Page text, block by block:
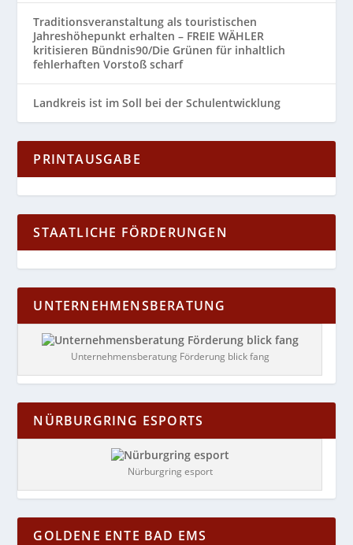
Traditionsveranstaltung als touristischen
Jahreshöhepunkt erhalten – FREIE WÄHLER
kritisieren Bündnis90/Die Grünen für inhaltlich
fehlerhaften Vorstoß scharf
Landkreis ist im Soll bei der Schulentwicklung
PRINTAUSGABE
STAATLICHE FÖRDERUNGEN
UNTERNEHMENSBERATUNG
Unternehmensberatung Förderung blick fang
NÜRBURGRING ESPORTS
Nürburgring esport
GOLDENE ENTE BAD EMS